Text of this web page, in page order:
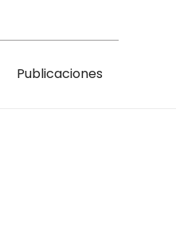
Publicaciones